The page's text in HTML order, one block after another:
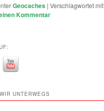
Geocaches |Verschlagwortet mit
Kommentar
UNTERWEGS